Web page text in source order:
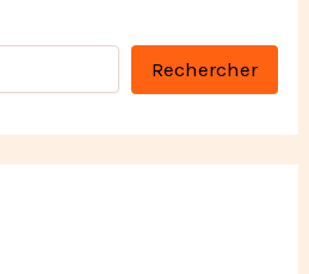
Rechercher